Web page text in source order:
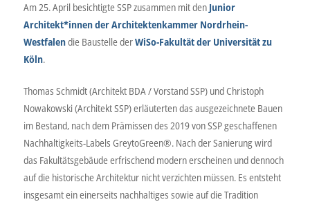
Am 25. April besichtigte SSP zusammen mit den Junior
Architekt*innen der Architektenkammer Nordrhein-
Westfalendie Baustelle derWiSo-Fakultät der Universität zu
Köln.
Thomas Schmidt (Architekt BDA / Vorstand SSP) und Christoph
Nowakowski (Architekt SSP) erläuterten das ausgezeichnete Bauen
im Bestand, nach dem Prämissen des 2019 von SSP geschaffenen
Nachhaltigkeits-Labels GreytoGreen®. Nach der Sanierung wird
das Fakultätsgebäude erfrischend modern erscheinen und dennoch
auf die historische Architektur nicht verzichten müssen. Es entsteht
insgesamt ein einerseits nachhaltiges sowie auf die Tradition